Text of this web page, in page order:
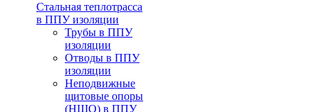
Стальная теплотрасса
в ППУ изоляции
Трубы в ППУ
изоляции
Отводы в ППУ
изоляции
Неподвижные
щитовые опоры
(НЩО) в ППУ